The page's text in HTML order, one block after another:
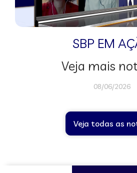
SBP EM
Veja mais
08/06/2026
Veja todas as